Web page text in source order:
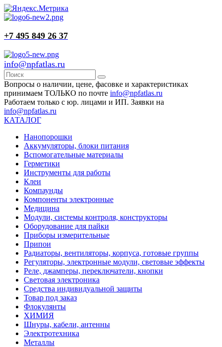
+7 495 849 26 37
info@npfatlas.ru
Вопросы о наличии, цене, фасовке и характеристиках
принимаем ТОЛЬКО по почте info@npfatlas.ru
Работаем только с юр. лицами и ИП. Заявки на
info@npfatlas.ru
КАТАЛОГ
Нанопорошки
Аккумуляторы, блоки питания
Вспомогательные материалы
Герметики
Инструменты для работы
Клеи
Компаунды
Компоненты электронные
Медицина
Модули, системы контроля, конструкторы
Оборудование для пайки
Приборы измерительные
Припои
Радиаторы, вентиляторы, корпуса, готовые группы
Регуляторы, электронные модули, световые эффекты
Реле, джамперы, переключатели, кнопки
Световая электроника
Средства индивидуальной защиты
Товар под заказ
Флокулянты
ХИМИЯ
Шнуры, кабели, антенны
Электротехника
Металлы